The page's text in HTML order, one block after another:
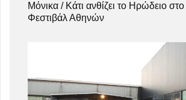
Μόνικα / Κάτι ανθίζει το Ηρώδειο
Φεστιβάλ Αθηνών